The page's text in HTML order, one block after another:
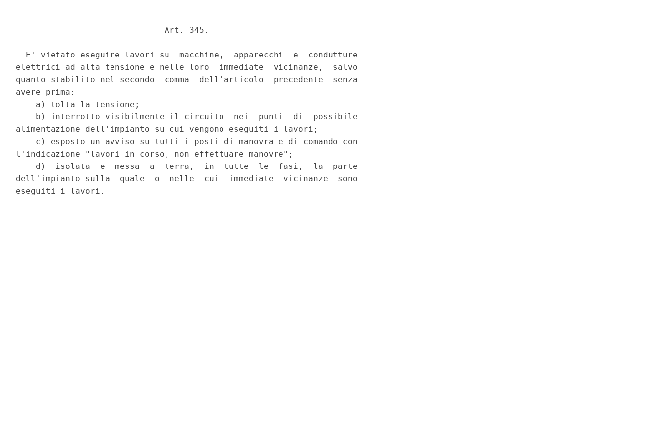
                              Art. 345.
  E' vietato eseguire lavori su  macchine,  apparecchi  e  condutture
elettrici ad alta tensione e nelle loro  immediate  vicinanze,  salvo
quanto stabilito nel secondo  comma  dell'articolo  precedente  senza
avere prima:
    a) tolta la tensione;
    b) interrotto visibilmente il circuito  nei  punti  di  possibile
alimentazione dell'impianto su cui vengono eseguiti i lavori;
    c) esposto un avviso su tutti i posti di manovra e di comando con
l'indicazione "lavori in corso, non effettuare manovre";
    d)  isolata  e  messa  a  terra,  in  tutte  le  fasi,  la  parte
dell'impianto sulla  quale  o  nelle  cui  immediate  vicinanze  sono